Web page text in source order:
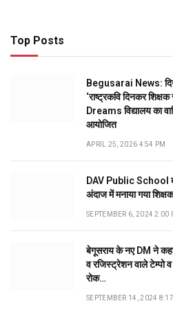
Top Posts
Begusarai News:
‘राष्ट्रकवि दिनकर
Dreams विद्यालय का
आयोजित
APRIL 25, 2026 4:54 PM
DAV Public School
अंदाज में मनाया गया
SEPTEMBER 6, 2024 2:00
बेगूसराय के नए DM ने
व रजिस्ट्रेशन वाले टेम्पो
रोक…
SEPTEMBER 14, 2024